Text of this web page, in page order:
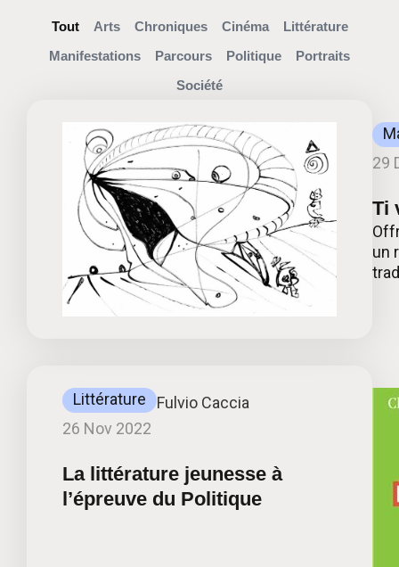
Arts Chroniques Cinéma
Littérature
Manifestations
Parcours Politique
Portraits
Société
Tout
29
Ti
un
Littérature
Fulvio Caccia
26 Nov 2022
La littérature jeunesse à
l’épreuve du Politique